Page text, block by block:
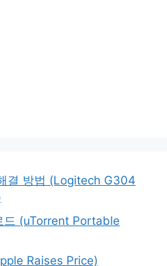
결 방법 (Logitech G304
드 (uTorrent Portable
Raises Price)